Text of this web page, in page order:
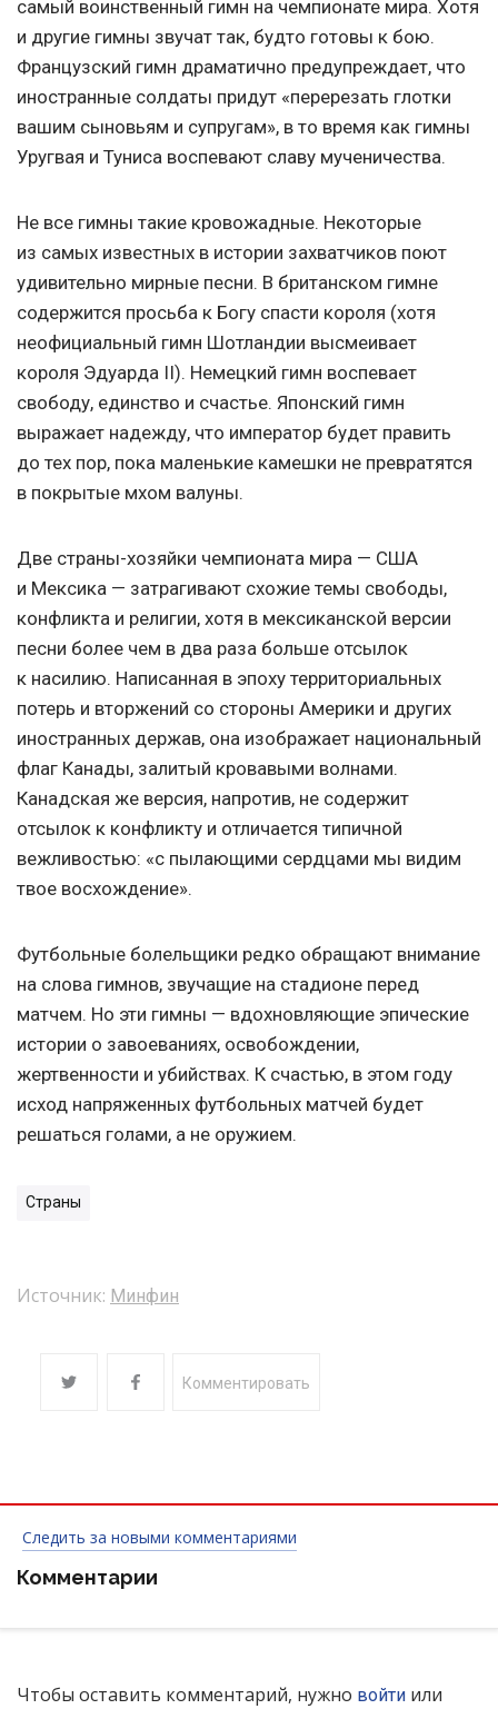
самый воинственный гимн на чемпионате мира. Хотя
и другие гимны звучат так, будто готовы к бою.
Французский гимн драматично предупреждает, что
иностранные солдаты придут «перерезать глотки
вашим сыновьям и супругам», в то время как гимны
Уругвая и Туниса воспевают славу мученичества.
Не все гимны такие кровожадные. Некоторые
из самых известных в истории захватчиков поют
удивительно мирные песни. В британском гимне
содержится просьба к Богу спасти короля (хотя
неофициальный гимн Шотландии высмеивает
короля Эдуарда II). Немецкий гимн воспевает
свободу, единство и счастье. Японский гимн
выражает надежду, что император будет править
до тех пор, пока маленькие камешки не превратятся
в покрытые мхом валуны.
Две страны-хозяйки чемпионата мира — США
и Мексика — затрагивают схожие темы свободы,
конфликта и религии, хотя в мексиканской версии
песни более чем в два раза больше отсылок
к насилию. Написанная в эпоху территориальных
потерь и вторжений со стороны Америки и других
иностранных держав, она изображает национальный
флаг Канады, залитый кровавыми волнами.
Канадская же версия, напротив, не содержит
отсылок к конфликту и отличается типичной
вежливостью: «с пылающими сердцами мы видим
твое восхождение».
Футбольные болельщики редко обращают внимание
на слова гимнов, звучащие на стадионе перед
матчем. Но эти гимны — вдохновляющие эпические
истории о завоеваниях, освобождении,
жертвенности и убийствах. К счастью, в этом году
исход напряженных футбольных матчей будет
решаться голами, а не оружием.
Страны
Источник: Минфин
Комментировать
Следить за новыми комментариями
Комментарии
Чтобы оставить комментарий, нужно войти или